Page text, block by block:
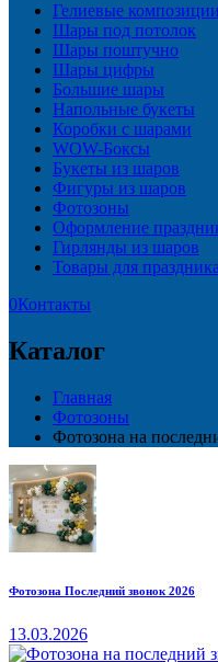
Гелиевые композиции
Шары под потолок
Шары поштучно
Шары цифры
Большие шары
Напольные букеты
Коробки с шарами
WOW-Боксы
Букеты из шаров
Фигуры из шаров
Фотозоны
Оформление
Гирлянды из шаров
Товары для праздника
0Контакты
Каталог
Главная
Фотозоны
Фотозона на
Фотозона Последний звонок 2026
13.03.2026